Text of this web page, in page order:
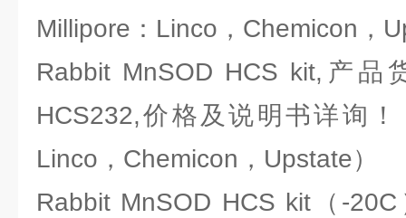
Millipore：Linco，Chemicon，
Rabbit MnSOD HCS kit,产品
HCS232,价格及说明书详询
Linco，Chemicon，Upstate）
Rabbit MnSOD HCS kit（-